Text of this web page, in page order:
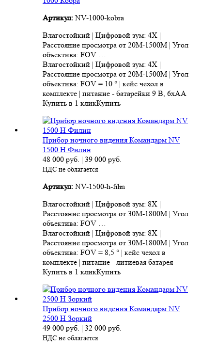
Артикул:NV-1000-kobra
Влагостойкий | Цифровой зум: 4X |
Расстояние просмотра от 20M-1500M | Угол
объектива: FOV …
Влагостойкий | Цифровой зум: 4X |
Расстояние просмотра от 20M-1500M | Угол
объектива: FOV = 10 ° | кейс чехол в
комплекте | питание - батарейки 9 В, 6xAA
Купить в 1 кликКупить
Прибор ночного видения Командарм NV
1500 H Филин
48 000 руб. | 39 000 руб.
НДС не облагается
Артикул:NV-1500-h-filin
Влагостойкий | Цифровой зум: 8X |
Расстояние просмотра от 30M-1800M | Угол
объектива: FOV …
Влагостойкий | Цифровой зум: 8X |
Расстояние просмотра от 30M-1800M | Угол
объектива: FOV = 8,5 ° | кейс чехол в
комплекте | питание - литиевая батарея
Купить в 1 кликКупить
Прибор ночного видения Командарм NV
2500 H Зоркий
49 000 руб. | 32 000 руб.
НДС не облагается